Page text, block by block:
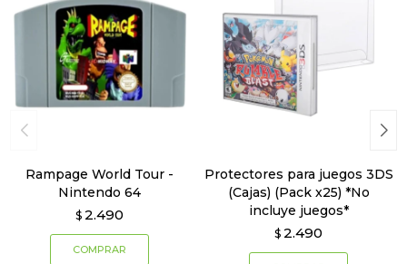
Rampage World Tour -
Nintendo 64
$ 2.490
Protectores para juegos 3DS
(Cajas) (Pack x25) *No
incluye juegos*
$ 2.490